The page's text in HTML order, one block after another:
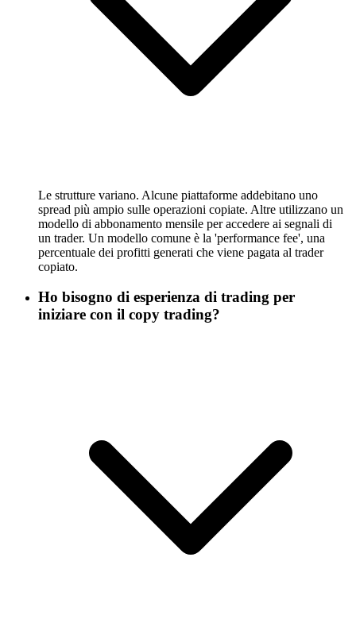
Le strutture variano. Alcune piattaforme addebitano uno
spread più ampio sulle operazioni copiate. Altre utilizzano un
modello di abbonamento mensile per accedere ai segnali di
un trader. Un modello comune è la 'performance fee', una
percentuale dei profitti generati che viene pagata al trader
copiato.
Ho bisogno di esperienza di trading per
iniziare con il copy trading?